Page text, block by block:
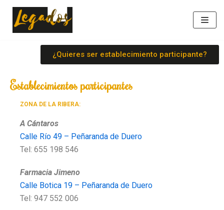
Saltar
¿Quieres ser establecimiento participante?
Establecimientos participantes
ZONA DE LA RIBERA:
A Cántaros
Calle Río 49 – Peñaranda de Duero
Tel: 655 198 546
Farmacia Jimeno
Calle Botica 19 – Peñaranda de Duero
Tel: 947 552 006